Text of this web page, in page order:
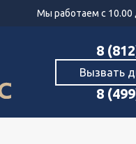
Мы работаем с 10.00
8
Вызвать
8